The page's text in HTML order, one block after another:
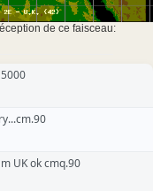
de ce faisceau:
5000
UK ok cmq.90